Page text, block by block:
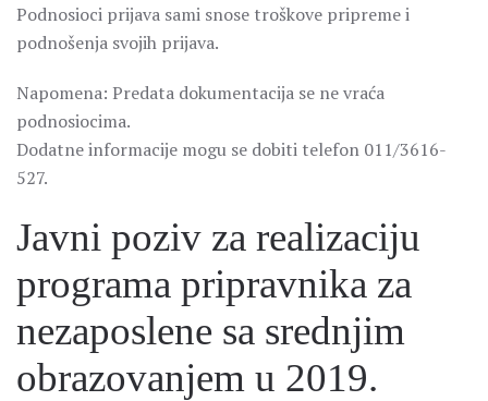
Podnosioci prijava sami snose troškove pripreme i
podnošenja svojih prijava.
Napomena: Predata dokumentacija se ne vraća
podnosiocima.
Dodatne informacije mogu se dobiti telefon 011/3616-
527.
Javni poziv za realizaciju
programa pripravnika za
nezaposlene sa srednjim
obrazovanjem u 2019.